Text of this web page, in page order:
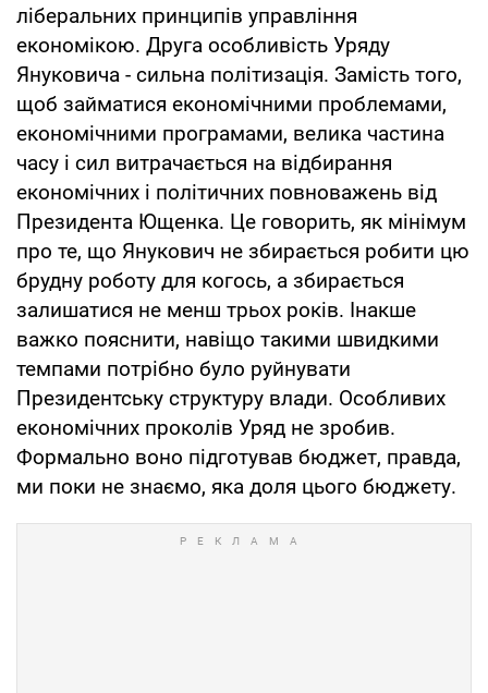
ліберальних принципів управління
економікою. Друга особливість Уряду
Януковича - сильна політизація. Замість того,
щоб займатися економічними проблемами,
економічними програмами, велика частина
часу і сил витрачається на відбирання
економічних і політичних повноважень від
Президента Ющенка. Це говорить, як мінімум
про те, що Янукович не збирається робити цю
брудну роботу для когось, а збирається
залишатися не менш трьох років. Інакше
важко пояснити, навіщо такими швидкими
темпами потрібно було руйнувати
Президентську структуру влади. Особливих
економічних проколів Уряд не зробив.
Формально воно підготував бюджет, правда,
ми поки не знаємо, яка доля цього бюджету.